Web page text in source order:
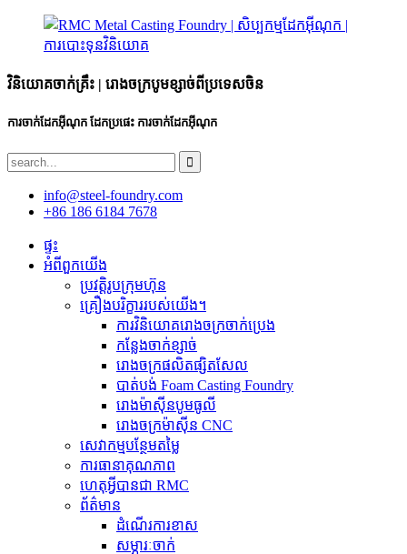
វិនិយោគចាក់គ្រឹះ | រោងចក្របូមខ្សាច់ពីប្រទេសចិន
ការចាក់ដែកអ៊ីណុក ដែកប្រផេះ ការចាក់ដែកអ៊ីណុក
info@steel-foundry.com
+86 186 6184 7678
ផ្ទះ
អំពីពួកយើង
ប្រវត្តិរូបក្រុមហ៊ុន
គ្រឿងបរិក្ខាររបស់យើង។
ការ​វិនិយោគ​រោង​ចក្រ​ចាក់​ប្រេង​
កន្លែងចាក់ខ្សាច់
រោងចក្រផលិតផ្សិតសែល
បាត់បង់ Foam Casting Foundry
រោងម៉ាស៊ីនបូមធូលី
រោងចក្រម៉ាស៊ីន CNC
សេវាកម្មបន្ថែមតម្លៃ
ការធានាគុណភាព
ហេតុអ្វីបានជា RMC
ព័ត៌មាន
ដំណើរការខាស
សម្ភារៈចាក់